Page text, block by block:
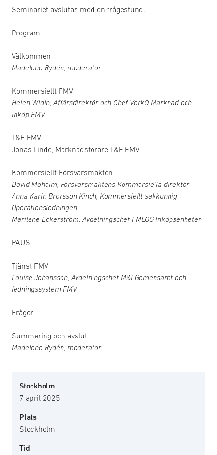
Seminariet avslutas med en frågestund.
Program
Välkommen
Madelene Rydén, moderator
Kommersiellt FMV
Helen Widin, Affärsdirektör och Chef VerkO Marknad och
inköp FMV
T&E FMV
Jonas Linde, Marknadsförare T&E FMV
Kommersiellt Försvarsmakten
David Moheim, Försvarsmaktens Kommersiella direktör
Anna Karin Brorsson Kinch, Kommersiellt sakkunnig
Operationsledningen
Marilene Eckerström, Avdelningschef FMLOG Inköpsenheten
PAUS
Tjänst FMV
Louise Johansson, Avdelningschef M&I Gemensamt och
ledningssystem FMV
Frågor
Summering och avslut
Madelene Rydén, moderator
Stockholm
7 april 2025
Plats
Stockholm
Tid